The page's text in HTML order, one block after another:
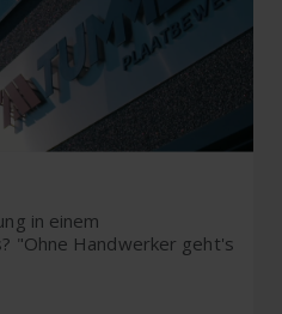
in einem
"Ohne Handwerker geht's